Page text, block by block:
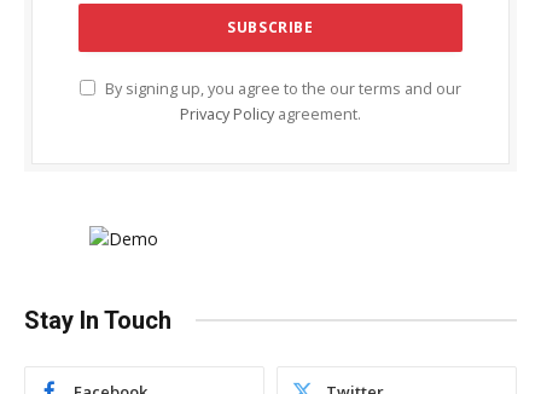
By signing up, you agree to the our terms and our
Privacy Policy agreement.
Stay In Touch